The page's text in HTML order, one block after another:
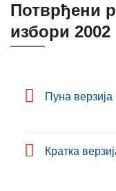
Потврђени
избори 2002
Пуна верзија
Кратка